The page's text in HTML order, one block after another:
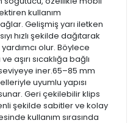
kullanım
Gelişmiş yarı iletken
hızlı şekilde dağıtarak
olur. Böylece
aşırı sıcaklığa bağlı
iner.65–85 mm
uyumlu yapısı
Geri çekilebilir klips
şekilde sabitler ve kolay
kullanım sırasında